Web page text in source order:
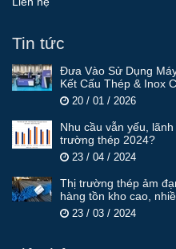
Tin tức
Đưa Vào Sử Dụng
Kết Cấu Thép & Inox
20 / 01 / 2026
Nhu cầu vẫn yếu,
trường thép 2024?
23 / 04 / 2024
Thị trường thép ảm
hàng tồn kho cao,
23 / 03 / 2024